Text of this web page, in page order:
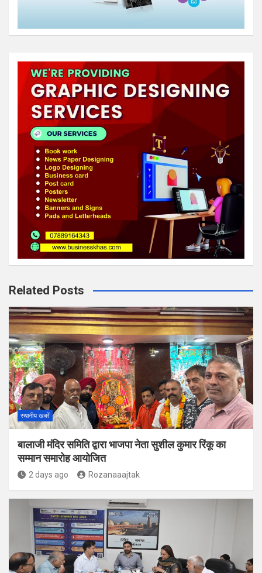
Related Posts
स्थानीय खबरें
बालाजी मंदिर समिति द्वारा भाजपा नेता सुशील कुमार रिंकू का
सम्मान समारोह आयोजित
2 days ago Rozanaaajtak